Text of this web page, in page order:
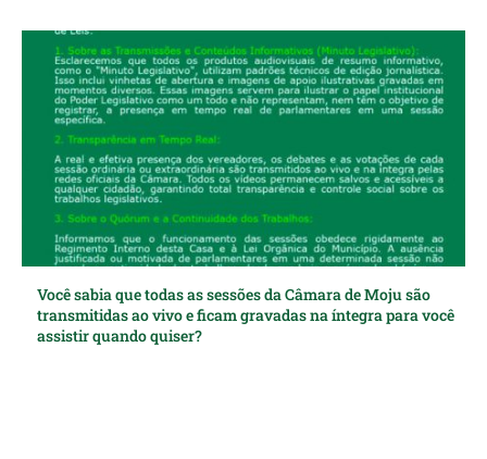
Você sabia que todas as sessões da Câmara de Moju são
transmitidas ao vivo e ficam gravadas na íntegra para você
assistir quando quiser?